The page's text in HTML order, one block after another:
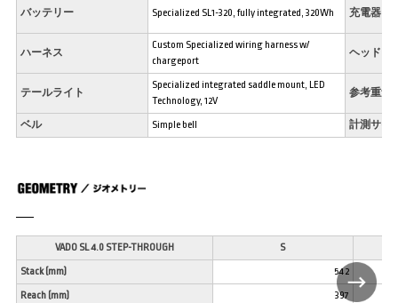
バッテリー Specialized SL1-320, fully integrated, 320Wh 充電器
ハーネス
Custom Specialized wiring harness w/
chargeport
ヘッドラ
テールライト
Specialized integrated saddle mount, LED
Technology, 12V
参考重量
ベル Simple bell 計測サイ
VADO SL 4.0 STEP-THROUGH S
Stack (mm) 542
Reach (mm) 397